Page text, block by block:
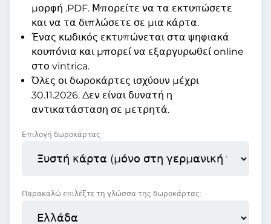
μορφή .PDF. Μπορείτε να τα εκτυπώσετε
και να τα διπλώσετε σε μια κάρτα.
Ένας κωδικός εκτυπώνεται στα ψηφιακά
κουπόνια και μπορεί να εξαργυρωθεί online
στο vintrica.
Όλες οι δωροκάρτες ισχύουν μέχρι
30.11.2026. Δεν είναι δυνατή η
αντικατάσταση σε μετρητά.
Επιλογή δωροκάρτας
Παρακαλώ επιλέξτε τη γλώσσα της δωροκάρτας: